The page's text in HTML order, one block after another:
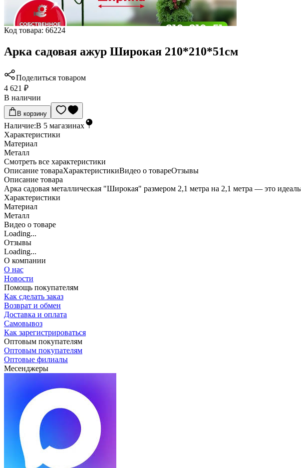
Код товара: 66224
Арка садовая ажур Широкая 210*210*51см
Поделиться товаром
4 621 ₽
В наличии
В корзину
Наличие:В 5 магазинах
Характеристики
Материал
Металл
Cмотреть все характеристики
Описание товараХарактеристикиВидео о товареОтзывы
Описание товара
Арка садовая металлическая "Широкая" размером 2,1 метра на 2,1 метра — это
Характеристики
Материал
Металл
Видео о товаре
Loading...
Отзывы
Loading...
О компании
О нас
Новости
Помощь покупателям
Как сделать заказ
Возврат и обмен
Доставка и оплата
Самовывоз
Как зарегистрироваться
Оптовым покупателям
Оптовым покупателям
Оптовые филиалы
Месенджеры